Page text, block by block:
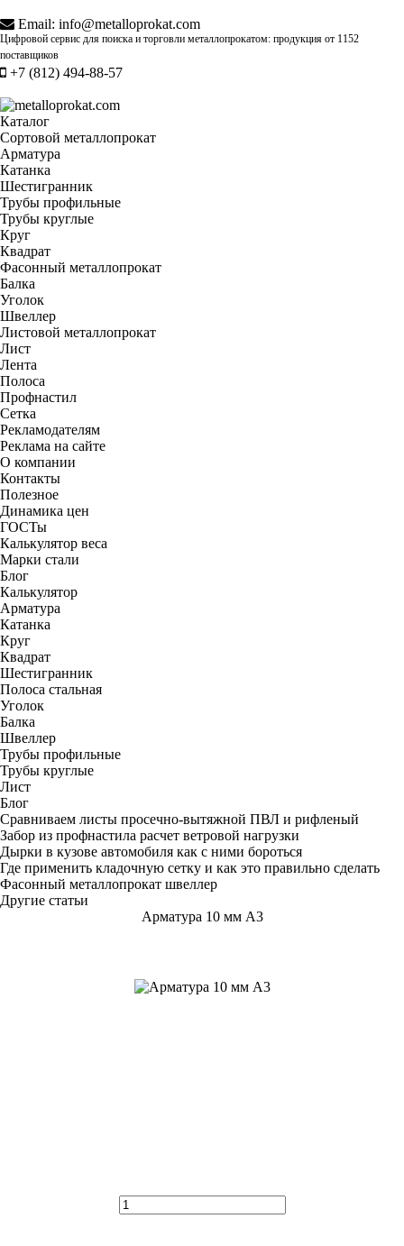
Email: info@metalloprokat.com
Цифровой сервис для поиска и торговли металлопрокатом: продукция от 1152
поставщиков
+7 (812) 494-88-57
Каталог
Сортовой металлопрокат
Арматура
Катанка
Шестигранник
Трубы профильные
Трубы круглые
Круг
Квадрат
Фасонный металлопрокат
Балка
Уголок
Швеллер
Листовой металлопрокат
Лист
Лента
Полоса
Профнастил
Сетка
Рекламодателям
Реклама на сайте
О компании
Контакты
Полезное
Динамика цен
ГОСТы
Калькулятор веса
Марки стали
Блог
Калькулятор
Арматура
Катанка
Круг
Квадрат
Шестигранник
Полоса стальная
Уголок
Балка
Швеллер
Трубы профильные
Трубы круглые
Лист
Блог
Сравниваем листы просечно-вытяжной ПВЛ и рифленый
Забор из профнастила расчет ветровой нагрузки
Дырки в кузове автомобиля как с ними бороться
Где применить кладочную сетку и как это правильно сделать
Фасонный металлопрокат швеллер
Другие статьи
Арматура 10 мм А3